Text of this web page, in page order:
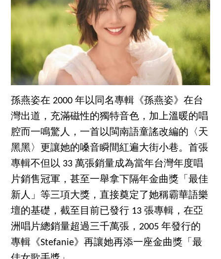
孫燕姿在 2000 年以同名專輯《孫燕姿》在台
灣出道，充滿磁性的獨特音色，加上溫暖的唱
腔而一鳴驚人，一首以閩南語童謠改編的〈天
黑黑〉更讓她的嗓音瞬間紅遍大街小巷。首張
專輯不但以 33 萬張銷量成為當年台灣年度唱
片銷售冠軍，甚至一舉拿下隔年金曲獎「最佳
新人」等三項大獎，直接奠定了她稱霸華語樂
壇的基礎，截至目前已發行 13 張專輯，在亞
洲唱片總銷量超過三千萬張，2005 年發行的
專輯《Stefanie》再讓她再添一座金曲獎「最